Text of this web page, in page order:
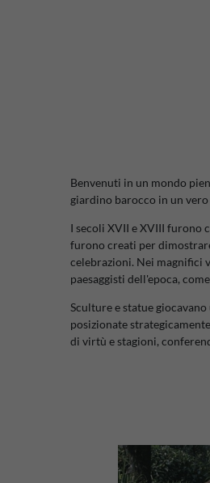
Benvenuti in un mondo
giardino barocco in un
I secoli XVII e XVIII furono
furono creati per
celebrazioni. Nei magnifici
paesaggisti dell'epoca,
Sculture e statue
posizionate
di virtù e stagioni,